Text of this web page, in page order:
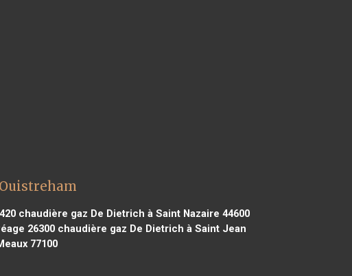
chaudière gaz De Dietrich à Saint Nazaire 44600
26300chaudière gaz De Dietrich à Saint Jean
77100